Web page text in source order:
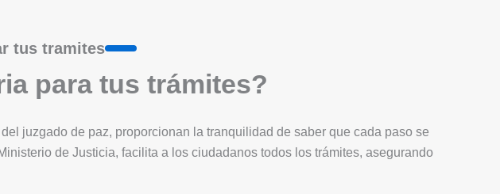
tus tramites
para tus trámites?
juzgado de paz, proporcionan la tranquilidad de saber que cada paso se
de Justicia, facilita a los ciudadanos todos los trámites, asegurando